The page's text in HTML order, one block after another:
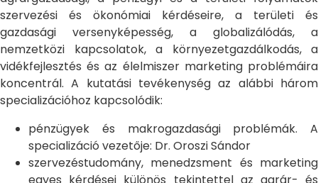
szervezési és ökonómiai kérdéseire, a területi és
gazdasági versenyképesség, a globalizálódás, a
nemzetközi kapcsolatok, a környezetgazdálkodás, a
vidékfejlesztés és az élelmiszer marketing problémáira
koncentrál. A kutatási tevékenység az alábbi három
specializációhoz kapcsolódik:
pénzügyek és makrogazdasági problémák. A
specializáció vezetője: Dr. Oroszi Sándor
szervezéstudomány, menedzsment és marketing